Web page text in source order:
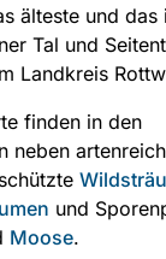
älteste und das
Tal und
Landkreis
finden in den
neben
und
Moose.